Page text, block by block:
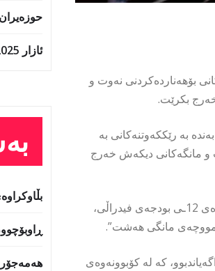
بۆهەناردەکردنی نەوت و
بکرێت.
بە رێککەوتنەکانی بە
و مانگەکانی دیکەش خەرج
وتیشی، “ئەگەر داهاتی نانەوتی کەمتر بێت لەو بڕەی داواکراوە، دەتوانرێت بەگوێرەی خاڵی یەکەم لە ماددەی 12ـی بودجەی فیدراڵی،
مووچەی مانگی هەشت”.
کە لە کۆبوونەوەی
حوزه‌یران 2025
ئازار 2025
هەمەجۆر